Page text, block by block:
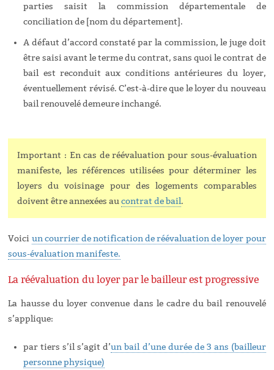
parties saisit la commission départementale de
conciliation de [nom du département].
A défaut d’accord constaté par la commission, le juge doit
être saisi avant le terme du contrat, sans quoi le contrat de
bail est reconduit aux conditions antérieures du loyer,
éventuellement révisé. C’est-à-dire que le loyer du nouveau
bail renouvelé demeure inchangé.
Important : En cas de réévaluation pour sous-évaluation
manifeste, les références utilisées pour déterminer les
loyers du voisinage pour des logements comparables
doivent être annexées aucontrat de bail.
Voici un courrier de notification de réévaluation de loyer pour
sous-évaluation manifeste.
La réévaluation du loyer par le bailleur est progressive
La hausse du loyer convenue dans le cadre du bail renouvelé
s’applique:
par tiers s’il s’agit d’un bail d’une durée de 3 ans (bailleur
personne physique)